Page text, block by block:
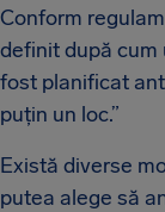
Conform
definit după cum
fost planificat
puțin un loc.”
Există diverse
putea alege să